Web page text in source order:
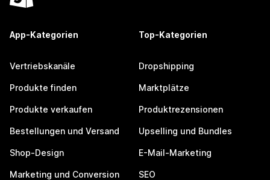
App-Kategorien
Vertriebskanäle
Produkte finden
Produkte verkaufen
Bestellungen und Versand
Shop-Design
Marketing und Conversion
Top-Kategorien
Dropshipping
Marktplätze
Produktrezensionen
Upselling und Bundles
E-Mail-Marketing
SEO